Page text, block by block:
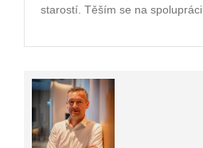
starostí. Těším se na spolupráci.